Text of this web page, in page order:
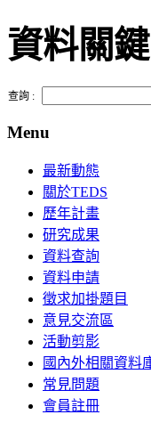
資料關
查詢 :
Menu
最新動態
關於TEDS
歷年計畫
研究成果
資料查詢
資料申請
徵求加掛題目
意見交流區
活動剪影
國內外相關資料
常見問題
會員註冊